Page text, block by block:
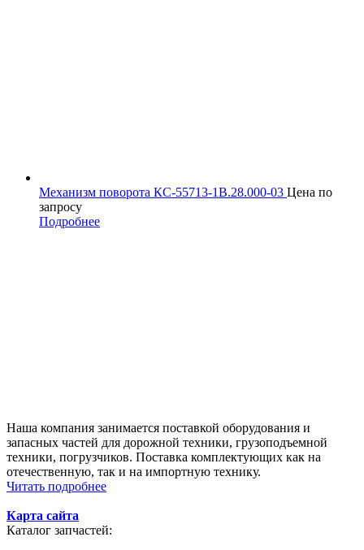
Механизм поворота КС-55713-1В.28.000-03 Цена по
запросу
Подробнее
Наша компания занимается поставкой оборудования и
запасных частей для дорожной техники, грузоподъемной
техники, погрузчиков. Поставка комплектующих как на
отечественную, так и на импортную технику.
Читать подробнее
Карта сайта
Каталог запчастей: